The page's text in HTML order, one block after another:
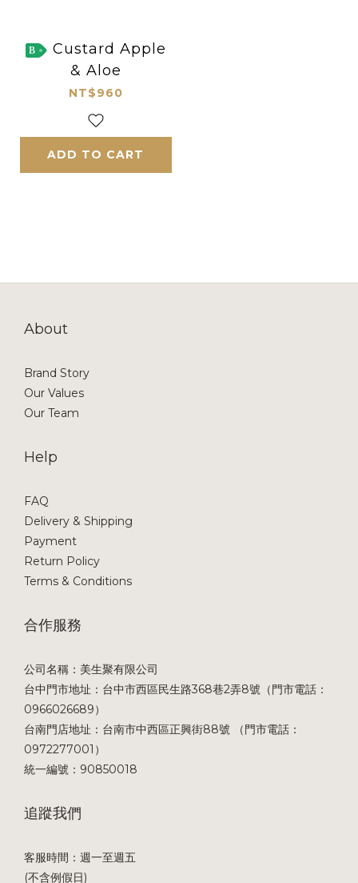
B
& Aloe
NT$960
ADD TO CART
About
Brand Story
Our Values
Our Team
Help
FAQ
Delivery & Shipping
Payment
Return Policy
Terms & Conditions
合作服務
公司名稱：美生聚有限公司
台中門市地址：台中市西區民生路368巷2弄8號（門市電話：
0966026689）
台南門店地址：台南市中西區正興街88號 （門市電話：
0972277001）
統一編號：90850018
追蹤我們
客服時間：週一至週五
(不含例假日)